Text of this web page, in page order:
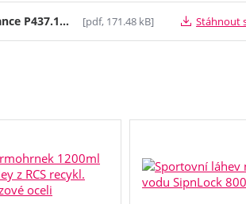
P437.10X Declaration of compliance P437.10X__89864fa0a0d841d398f0447bdc2e0bec [pdf, 171.48 kB] Stáhnout